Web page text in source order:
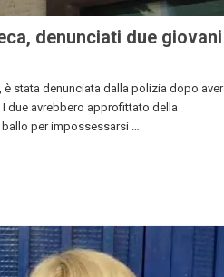
denunciati due giovani
è stata denunciata dalla polizia dopo aver
due avrebbero approfittato della
per impossessarsi …